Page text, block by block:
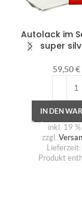
Autolack im
super
59,50€
IN DEN
inkl. 19
zzgl.
Lieferzeit:
Produkt